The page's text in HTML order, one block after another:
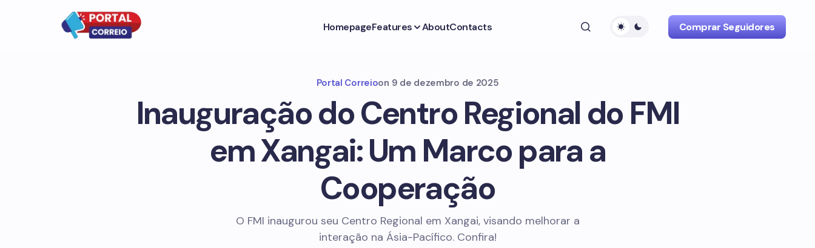
HomepageFeatures AboutContacts Comprar Seguidores
Portal Correioon 9 de dezembro de 2025
Inauguração do Centro Regional do FMI
em Xangai: Um Marco para a
Cooperação
O FMI inaugurou seu Centro Regional em Xangai, visando melhorar a
interação na Ásia-Pacífico. Confira!